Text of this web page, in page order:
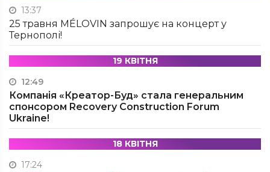
13:37
25 травня MÉLOVIN запрошує на концерт у
Тернополі!
19 КВІТНЯ
12:49
Компанія «Креатор-Буд» стала генеральним
спонсором Recovery Construction Forum
Ukraine!
18 КВІТНЯ
17:24